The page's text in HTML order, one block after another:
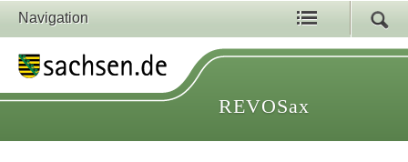
Navigation
REVOSax